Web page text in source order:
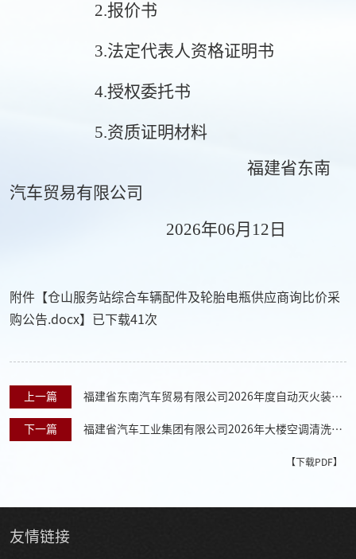
2.报价书
3.法定代表人资格证明书
4.授权委托书
5.资质证明材料
福建省东南
汽车贸易有限公司
2026年06月 12 日
附件【仓山服务站综合车辆配件及轮胎电瓶供应商询比价采
购公告.docx】已下载41 次
上一篇 福建省东南汽车贸易有限公司2026年度自动灭火装置
采购项目
下一篇
福建省汽车工业集团有限公司2026年大楼空调清洗服
【下载PDF】
友情链接